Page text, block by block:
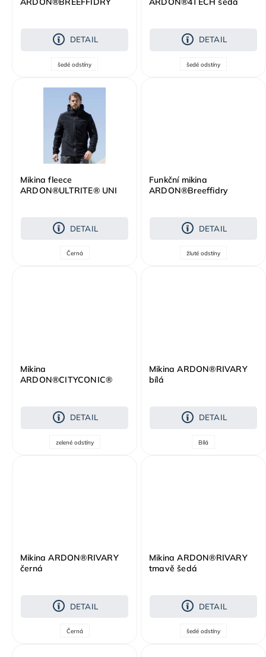
DETAIL
šedé odstíny
DETAIL
šedé odstíny
Mikina fleece
ARDON®ULTRITE® UNI
DETAIL
Černá
Funkční mikina
ARDON®Breeffidry
DETAIL
žluté odstíny
Mikina
ARDON®CITYCONIC®
DETAIL
zelené odstíny
Mikina ARDON®RIVARY
bílá
DETAIL
Bílá
Mikina ARDON®RIVARY
černá
DETAIL
Černá
Mikina ARDON®RIVARY
tmavě šedá
DETAIL
šedé odstíny